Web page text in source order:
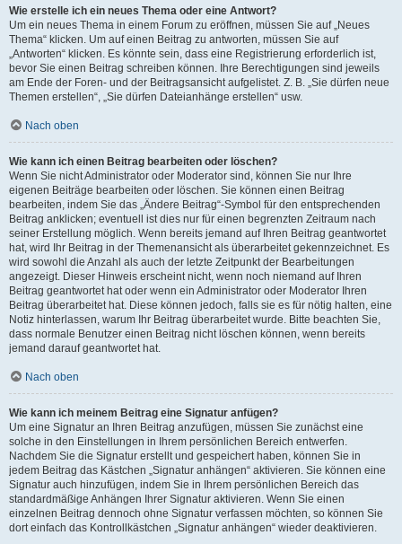
Wie erstelle ich ein neues Thema oder eine Antwort?
Um ein neues Thema in einem Forum zu eröffnen, müssen Sie auf „Neues
Thema“ klicken. Um auf einen Beitrag zu antworten, müssen Sie auf
„Antworten“ klicken. Es könnte sein, dass eine Registrierung erforderlich ist,
bevor Sie einen Beitrag schreiben können. Ihre Berechtigungen sind jeweils
am Ende der Foren- und der Beitragsansicht aufgelistet. Z. B. „Sie dürfen neue
Themen erstellen“, „Sie dürfen Dateianhänge erstellen“ usw.
Nach oben
Wie kann ich einen Beitrag bearbeiten oder löschen?
Wenn Sie nicht Administrator oder Moderator sind, können Sie nur Ihre
eigenen Beiträge bearbeiten oder löschen. Sie können einen Beitrag
bearbeiten, indem Sie das „Ändere Beitrag“-Symbol für den entsprechenden
Beitrag anklicken; eventuell ist dies nur für einen begrenzten Zeitraum nach
seiner Erstellung möglich. Wenn bereits jemand auf Ihren Beitrag geantwortet
hat, wird Ihr Beitrag in der Themenansicht als überarbeitet gekennzeichnet. Es
wird sowohl die Anzahl als auch der letzte Zeitpunkt der Bearbeitungen
angezeigt. Dieser Hinweis erscheint nicht, wenn noch niemand auf Ihren
Beitrag geantwortet hat oder wenn ein Administrator oder Moderator Ihren
Beitrag überarbeitet hat. Diese können jedoch, falls sie es für nötig halten, eine
Notiz hinterlassen, warum Ihr Beitrag überarbeitet wurde. Bitte beachten Sie,
dass normale Benutzer einen Beitrag nicht löschen können, wenn bereits
jemand darauf geantwortet hat.
Nach oben
Wie kann ich meinem Beitrag eine Signatur anfügen?
Um eine Signatur an Ihren Beitrag anzufügen, müssen Sie zunächst eine
solche in den Einstellungen in Ihrem persönlichen Bereich entwerfen.
Nachdem Sie die Signatur erstellt und gespeichert haben, können Sie in
jedem Beitrag das Kästchen „Signatur anhängen“ aktivieren. Sie können eine
Signatur auch hinzufügen, indem Sie in Ihrem persönlichen Bereich das
standardmäßige Anhängen Ihrer Signatur aktivieren. Wenn Sie einen
einzelnen Beitrag dennoch ohne Signatur verfassen möchten, so können Sie
dort einfach das Kontrollkästchen „Signatur anhängen“ wieder deaktivieren.